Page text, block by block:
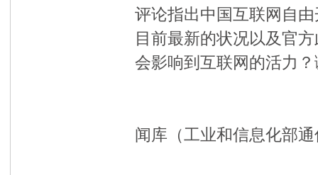
评论指出中国互联网自
目前最新的状况以及官
会影响到互联网的活力
闻库（工业和信息化部